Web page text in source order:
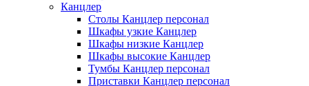
Канцлер
Столы Канцлер персонал
Шкафы узкие Канцлер
Шкафы низкие Канцлер
Шкафы высокие Канцлер
Тумбы Канцлер персонал
Приставки Канцлер персонал